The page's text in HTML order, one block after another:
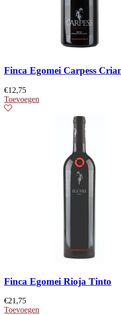
Finca Egomei Carpess
€12,75
Toevoegen
Finca Egomei Rioja Tinto
€21,75
Toevoegen